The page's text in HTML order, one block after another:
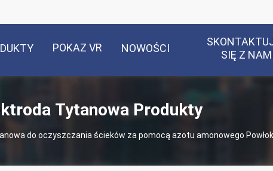
POKAZ VR NOWOŚCI
SIĘ Z
Tytanowa Produkty
do oczyszczania ścieków za pomocą azotu amonowego